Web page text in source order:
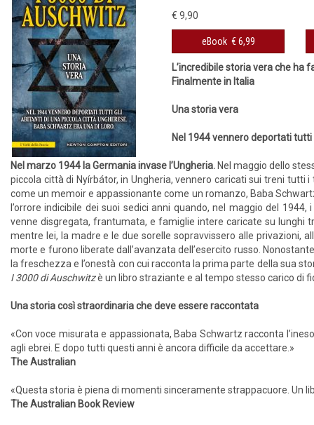
€ 9,90
eBook € 6,99
L’incredibile storia vera che ha
Finalmente in Italia
Una storia vera
Nel 1944 vennero deportati
Nel marzo 1944 la Germania invase l’Ungheria. Nel maggio dello
piccola città di Nyírbátor, in Ungheria, vennero caricati sui treni
come un memoir e appassionante come un romanzo, Baba
l’orrore indicibile dei suoi sedici anni quando, nel maggio del
venne disgregata, frantumata, e famiglie intere caricate su lunghi
mentre lei, la madre e le due sorelle sopravvissero alle privazioni,
morte e furono liberate dall’avanzata dell’esercito russo.
la freschezza e l’onestà con cui racconta la prima parte della sua
I 3000 di Auschwitzè un libro straziante e al tempo stesso carico di
Una storia così straordinaria che deve essere raccontata
«Con voce misurata e appassionata, Baba Schwartz racconta
agli ebrei. E dopo tutti questi anni è ancora difficile da accettare.»
The Australian
«Questa storia è piena di momenti sinceramente strappacuore. Un
The Australian Book Review